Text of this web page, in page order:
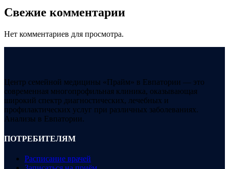
Свежие комментарии
Нет комментариев для просмотра.
Центр семейной медицины «Прайм» в Евпатории — это
современная многопрофильная клиника, оказывающая
широкий спектр диагностических, лечебных и
профилактических услуг при различных заболеваниях.
Анализы в Евпатории.
ПОТРЕБИТЕЛЯМ
Расписание врачей